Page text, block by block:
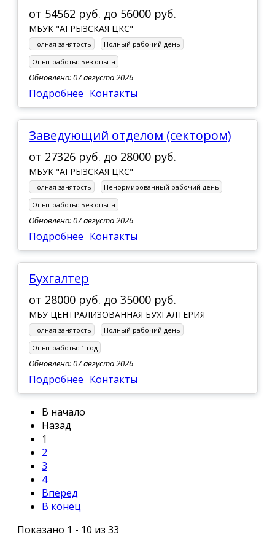
от 54562 руб. до 56000 руб.
МБУК "АГРЫЗСКАЯ ЦКС"
Полная занятость
Полный рабочий день
Опыт работы: Без опыта
Обновлено: 07 августа 2026
Подробнее Контакты
Заведующий отделом (сектором)
от 27326 руб. до 28000 руб.
МБУК "АГРЫЗСКАЯ ЦКС"
Полная занятость
Ненормированный рабочий день
Опыт работы: Без опыта
Обновлено: 07 августа 2026
Подробнее Контакты
Бухгалтер
от 28000 руб. до 35000 руб.
МБУ ЦЕНТРАЛИЗОВАННАЯ БУХГАЛТЕРИЯ
Полная занятость
Полный рабочий день
Опыт работы: 1 год
Обновлено: 07 августа 2026
Подробнее Контакты
В начало
Назад
1
2
3
4
Вперед
В конец
Показано 1 - 10 из 33